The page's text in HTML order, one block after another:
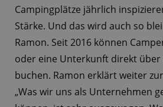
Campingplätze jährlich
Stärke. Und das wird auch so
Ramon. Seit 2016 können
oder eine Unterkunft direkt über
buchen. Ramon erklärt weiter
„Was wir uns als Unternehmen